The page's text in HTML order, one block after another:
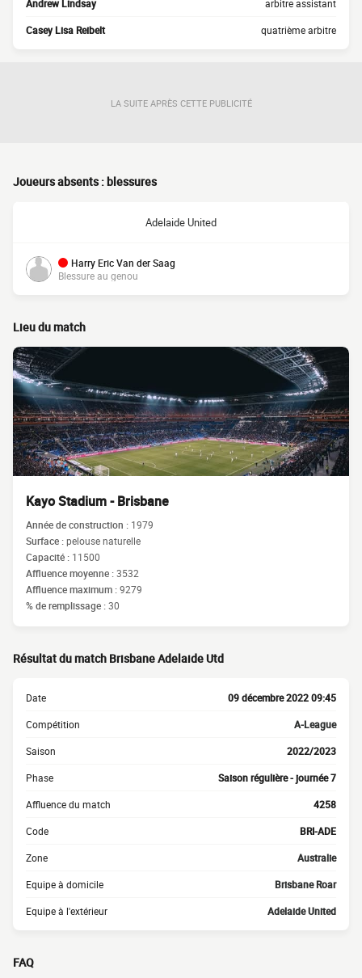
Andrew Lindsay arbitre assistant
Casey Lisa Reibelt quatrième arbitre
LA SUITE APRÈS CETTE PUBLICITÉ
Joueurs absents : blessures
Adelaide United
Harry Eric Van der Saag
Blessure au genou
Lieu du match
Kayo Stadium - Brisbane
Année de construction : 1979
Surface :pelouse naturelle
Capacité : 11500
Affluence moyenne :3532
Affluence maximum :9279
% de remplissage :30
Résultat du match Brisbane Adelaide Utd
Date 09 décembre 2022 09:45
Compétition A-League
Saison 2022/2023
Phase Saison régulière - journée 7
Affluence du match 4258
Code BRI-ADE
Zone Australie
Equipe à domicile Brisbane Roar
Equipe à l'extérieur Adelaide United
FAQ